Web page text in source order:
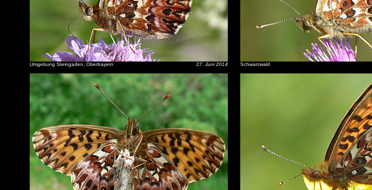
Umgebung Steingaden, Oberbayern 27. Juni 2014 Schwarzwald